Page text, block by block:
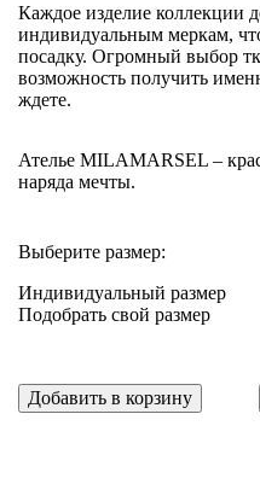
Каждое изделие коллекции
индивидуальным меркам,
посадку. Огромный выбор
возможность получить
ждете.
Ателье MILAMARSEL –
наряда мечты.
Выберите размер:
Индивидуальный размер
Подобрать свой размер
Добавить в корзину